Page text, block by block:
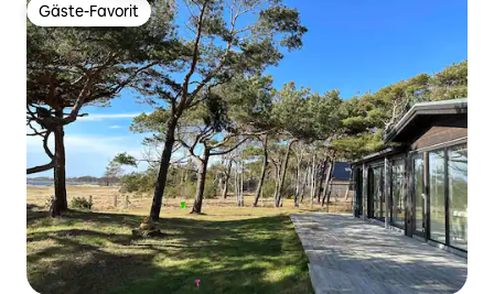
Gäste-Favorit
Gäste-Favorit